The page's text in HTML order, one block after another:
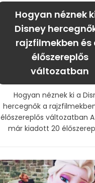
Hogyan néznek
Disney
rajzfilmekben és
élőszereplős
változatban
Hogyan néznek ki a
hercegnők a
élőszereplős változatban
már kiadott 20